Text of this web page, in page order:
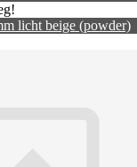
licht beige (powder)